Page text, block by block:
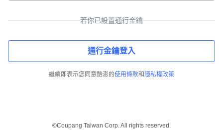
若你已設置通行金鑰
通行金鑰登入
繼續即表示您同意酷澎的使用條款和 隱私權政策
©Coupang Taiwan Corp. All rights reserved.